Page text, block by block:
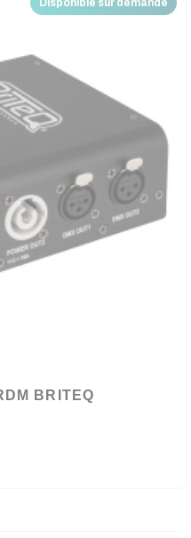
Disponible sur demande
BRITEQ